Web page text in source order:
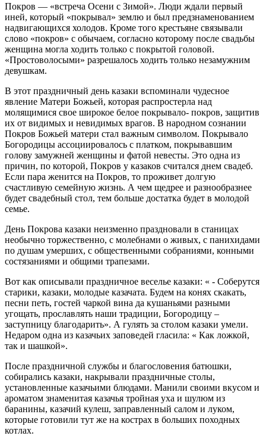
Покров — «встреча Осени с Зимой». Люди ждали первый
иней, который «покрывал» землю и был предзнаменованием
надвигающихся холодов. Кроме того крестьяне связывали
слово «покров» с обычаем, согласно которому после свадьбы
женщина могла ходить только с покрытой головой.
«Простоволосыми» разрешалось ходить только незамужним
девушкам.
В этот праздничный день казаки вспоминали чудесное
явление Матери Божьей, которая распростерла над
молящимися свое широкое белое покрывало- покров, защитив
их от видимых и невидимых врагов. В народном сознании
Покров Божьей матери стал важным символом. Покрывало
Богородицы ассоциировалось с платком, покрывавшим
голову замужней женщины и фатой невесты. Это одна из
причин, по которой, Покров у казаков считался днем свадеб.
Если пара женится на Покров, то проживет долгую
счастливую семейную жизнь. А чем щедрее и разнообразнее
будет свадебный стол, тем больше достатка будет в молодой
семье.
День Покрова казаки неизменно праздновали в станицах
необычно торжественно, с молебнами о живых, с панихидами
по душам умерших, с общественными собраниями, конными
состязаниями и общими трапезами.
Вот как описывали праздничное веселье казаки: « - Соберутся
старики, казаки, молодые казачата. Будем на конях скакать,
песни петь, гостей чаркой вина да кушаньями разными
угощать, прославлять наши традиции, Богородицу –
заступницу благодарить». А гулять за столом казаки умели.
Недаром одна из казачьих заповедей гласила: « Как ложкой,
так и шашкой».
После праздничной службы и благословения батюшки,
собирались казаки, накрывали праздничные столы,
установленные казачьими блюдами. Манили своими вкусом и
ароматом знаменитая казачья тройная уха и шулюм из
баранины, казачий кулеш, заправленный салом и луком,
которые готовили тут же на кострах в больших походных
котлах.